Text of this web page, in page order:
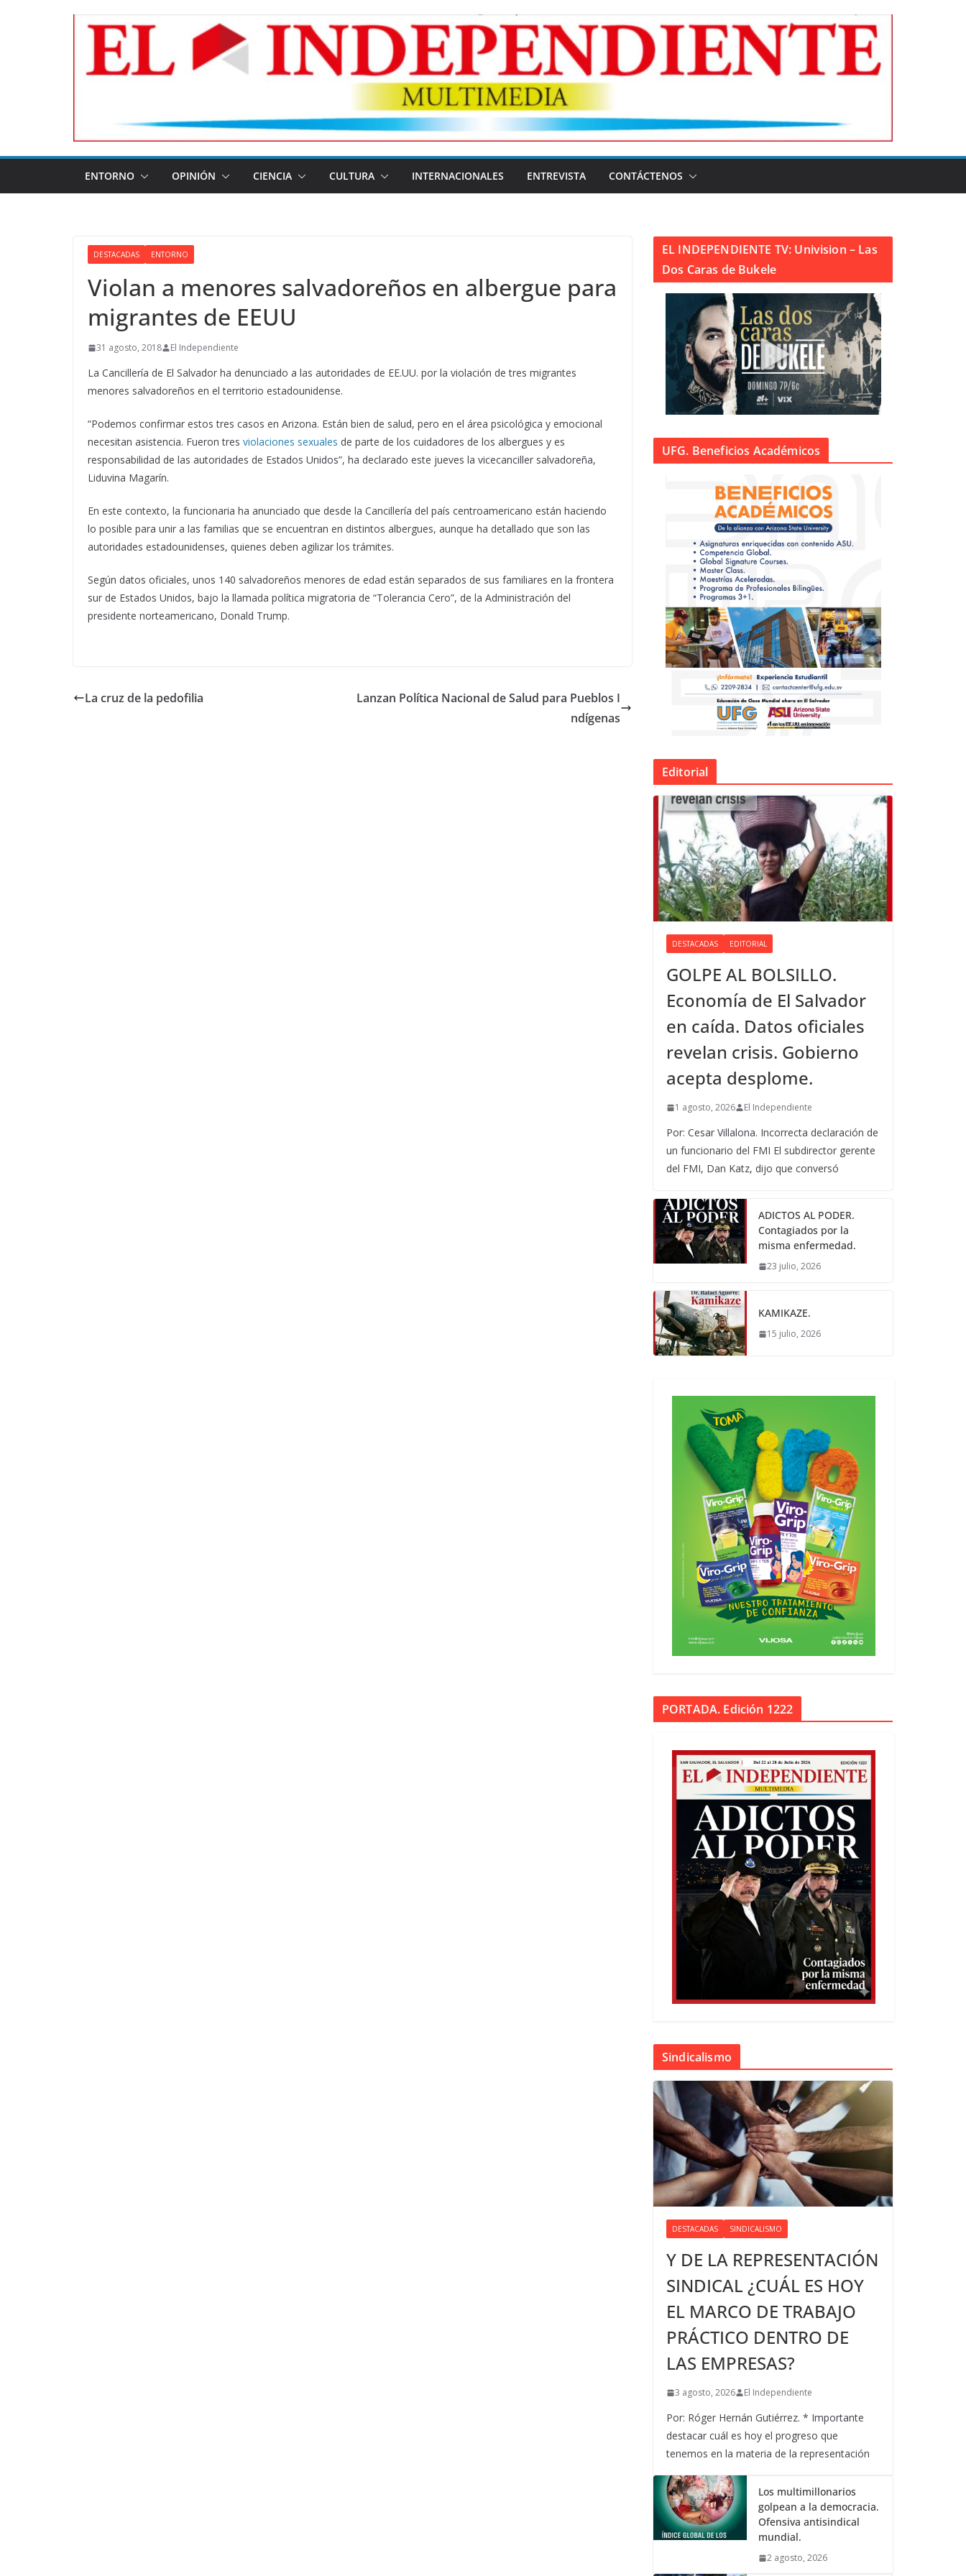
ENTORNO OPINIÓN CIENCIA CULTURA INTERNACIONALES ENTREVISTA CONTÁCTENOS
DESTACADAS ENTORNO
Violan a menores salvadoreños en albergue para
migrantes de EEUU
31 agosto, 2018 El Independiente
La Cancillería de El Salvador ha denunciado a las autoridades de EE.UU. por la violación de tres migrantes
menores salvadoreños en el territorio estadounidense.
“Podemos confirmar estos tres casos en Arizona. Están bien de salud, pero en el área psicológica y emocional
necesitan asistencia. Fueron tres violaciones sexuales de parte de los cuidadores de los albergues y es
responsabilidad de las autoridades de Estados Unidos”, ha declarado este jueves la vicecanciller salvadoreña,
Liduvina Magarín.
En este contexto, la funcionaria ha anunciado que desde la Cancillería del país centroamericano están haciendo
lo posible para unir a las familias que se encuentran en distintos albergues, aunque ha detallado que son las
autoridades estadounidenses, quienes deben agilizar los trámites.
Según datos oficiales, unos 140 salvadoreños menores de edad están separados de sus familiares en la frontera
sur de Estados Unidos, bajo la llamada política migratoria de “Tolerancia Cero”, de la Administración del
presidente norteamericano, Donald Trump.
La cruz de la pedofilia
Lanzan Política Nacional de Salud para Pueblos I
ndígenas
EL INDEPENDIENTE TV: Univision – Las
Dos Caras de Bukele
UFG. Beneficios Académicos
Editorial
DESTACADAS EDITORIAL
GOLPE AL BOLSILLO.
Economía de El Salvador
en caída. Datos oficiales
revelan crisis. Gobierno
acepta desplome.
1 agosto, 2026 El Independiente
Por: Cesar Villalona. Incorrecta declaración de
un funcionario del FMI El subdirector gerente
del FMI, Dan Katz, dijo que conversó
ADICTOS AL PODER.
Contagiados por la
misma enfermedad.
23 julio, 2026
KAMIKAZE.
15 julio, 2026
PORTADA. Edición 1222
Sindicalismo
DESTACADAS SINDICALISMO
Y DE LA REPRESENTACIÓN
SINDICAL ¿CUÁL ES HOY
EL MARCO DE TRABAJO
PRÁCTICO DENTRO DE
LAS EMPRESAS?
3 agosto, 2026 El Independiente
Por: Róger Hernán Gutiérrez. * Importante
destacar cuál es hoy el progreso que
tenemos en la materia de la representación
Los multimillonarios
golpean a la democracia.
Ofensiva antisindical
mundial.
2 agosto, 2026